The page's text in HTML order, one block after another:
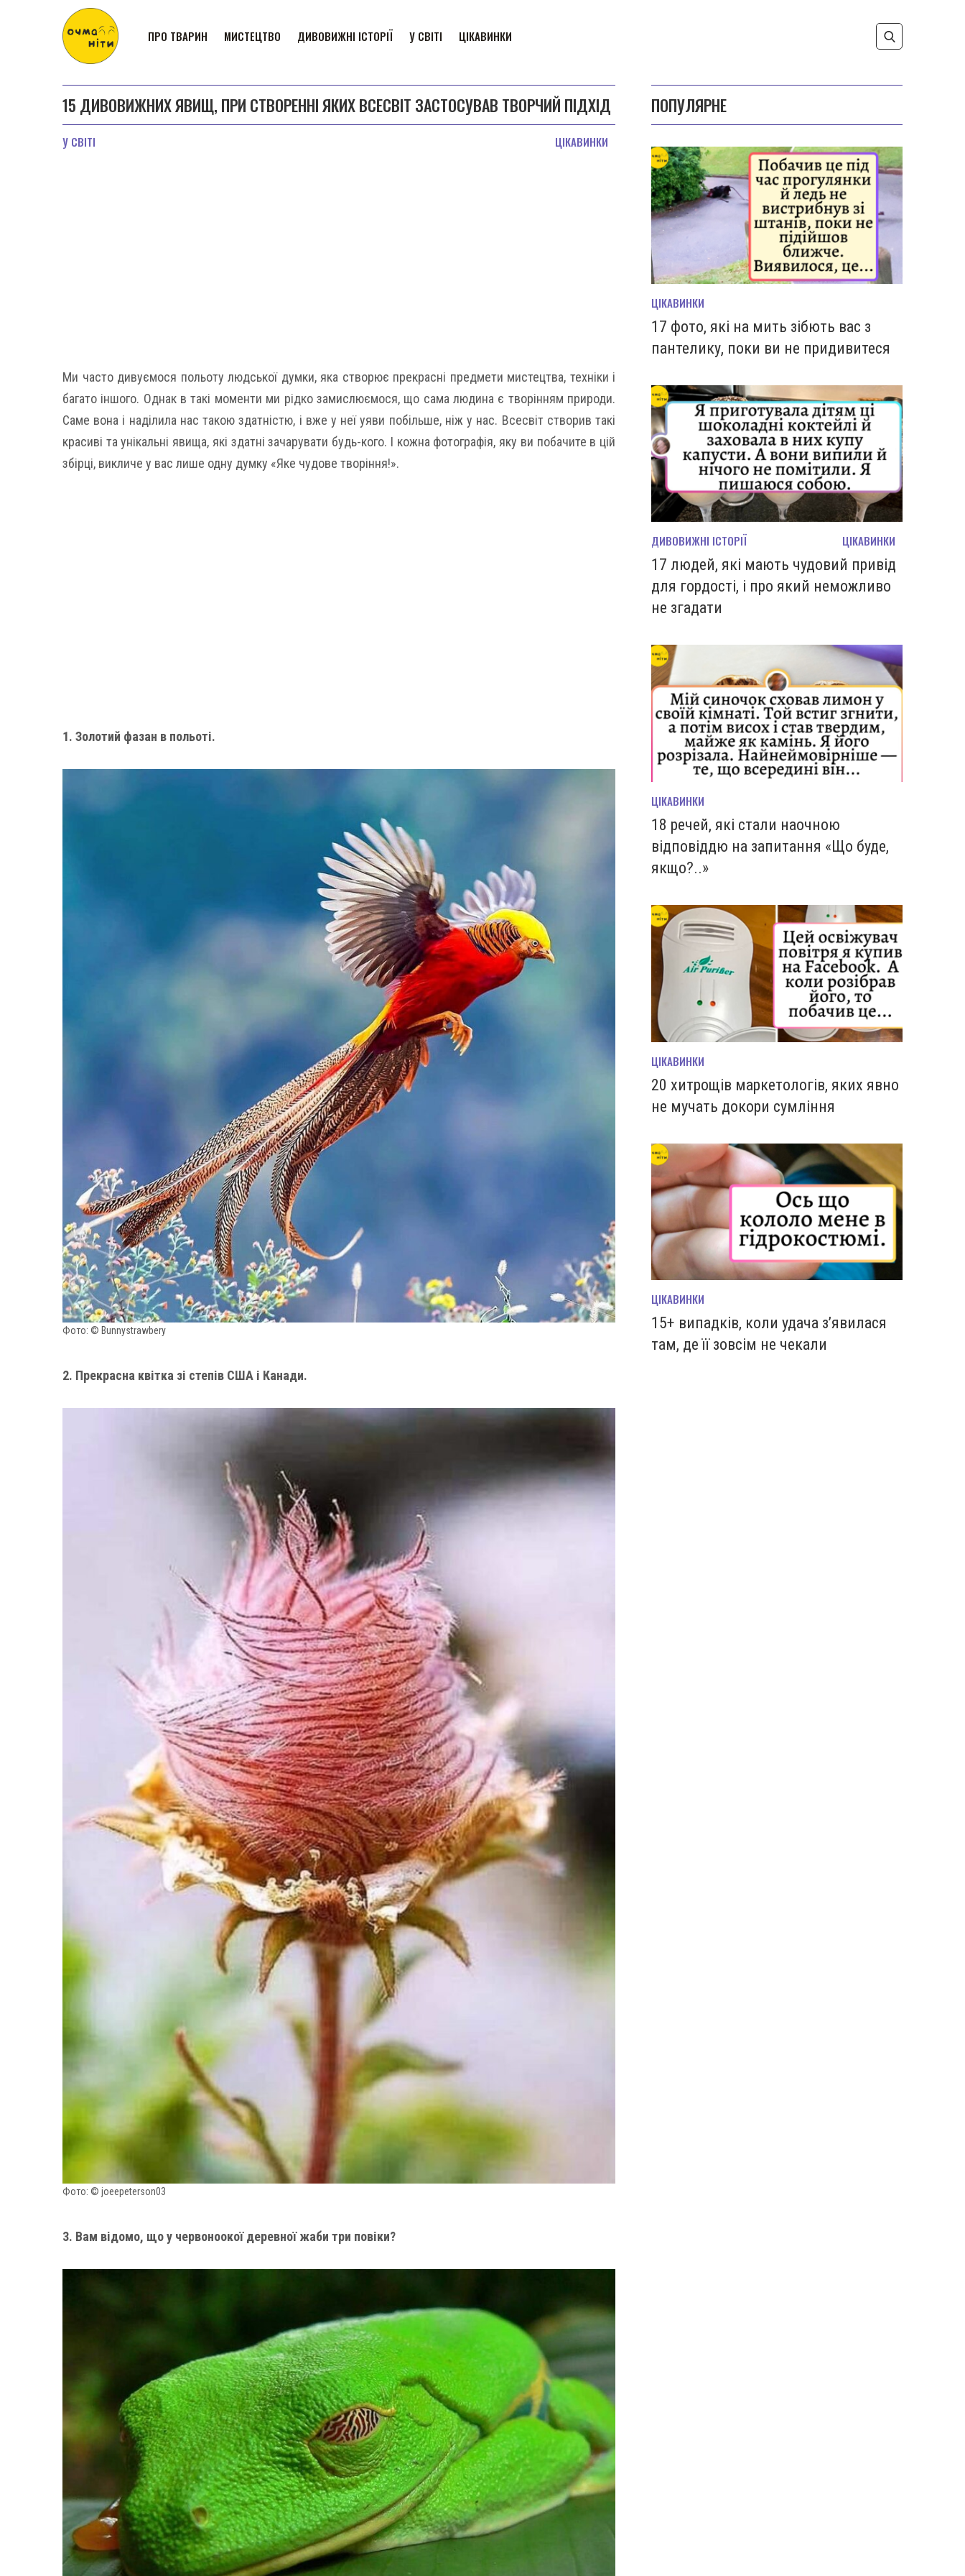
ПРО ТВАРИН МИСТЕЦТВО ДИВОВИЖНІ ІСТОРІЇ У СВІТІ ЦІКАВИНКИ
15 ДИВОВИЖНИХ ЯВИЩ, ПРИ СТВОРЕННІ ЯКИХ ВСЕСВІТ ЗАСТОСУВАВ ТВОРЧИЙ ПІДХІД
У СВІТІ ЦІКАВИНКИ
Ми часто дивуємося польоту людської думки, яка створює прекрасні предмети мистецтва, техніки і
багато іншого. Однак в такі моменти ми рідко замислюємося, що сама людина є творінням природи.
Саме вона і наділила нас такою здатністю, і вже у неї уяви побільше, ніж у нас. Всесвіт створив такі
красиві та унікальні явища, які здатні зачарувати будь-кого. І кожна фотографія, яку ви побачите в цій
збірці, викличе у вас лише одну думку «Яке чудове творіння!».
1. Золотий фазан в польоті.
Фото: © Bunnystrawbery
2. Прекрасна квітка зі степів США і Канади.
Фото: © joeepeterson03
3. Вам відомо, що у червоноокої деревної жаби три повіки?
ПОПУЛЯРНЕ
ЦІКАВИНКИ
17 фото, які на мить зiбють вас з
пантелику, поки ви не придивитеся
ДИВОВИЖНІ ІСТОРІЇ ЦІКАВИНКИ
17 людей, які мають чудовий привід
для гордості, і про який неможливо
не згадати
ЦІКАВИНКИ
18 речей, які стали наочною
відповіддю на запитання «Що буде,
якщо?..»
ЦІКАВИНКИ
20 хитрощів маркетологів, яких явно
не мучать докори сумління
ЦІКАВИНКИ
15+ випадків, коли удача з’явилася
там, де її зовсім не чекали